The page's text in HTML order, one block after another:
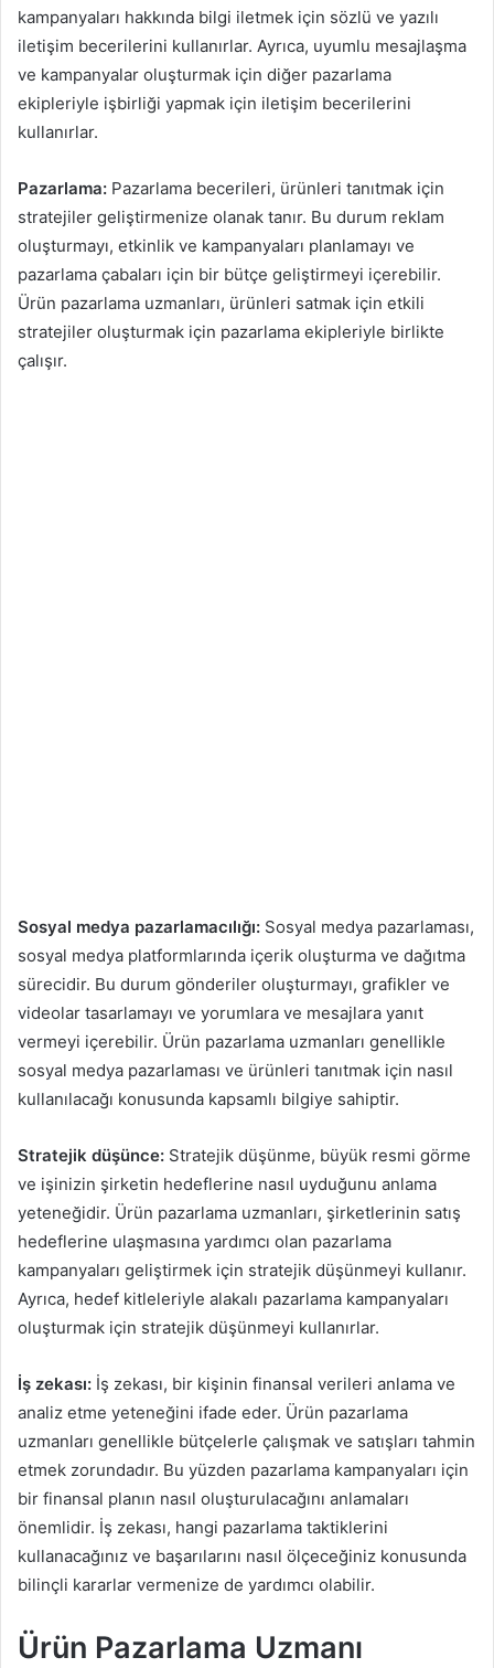
kampanyaları hakkında bilgi iletmek için sözlü ve yazılı
iletişim becerilerini kullanırlar. Ayrıca, uyumlu mesajlaşma
ve kampanyalar oluşturmak için diğer pazarlama
ekipleriyle işbirliği yapmak için iletişim becerilerini
kullanırlar.
Pazarlama: Pazarlama becerileri, ürünleri tanıtmak için
stratejiler geliştirmenize olanak tanır. Bu durum reklam
oluşturmayı, etkinlik ve kampanyaları planlamayı ve
pazarlama çabaları için bir bütçe geliştirmeyi içerebilir.
Ürün pazarlama uzmanları, ürünleri satmak için etkili
stratejiler oluşturmak için pazarlama ekipleriyle birlikte
çalışır.
Sosyal medya pazarlamacılığı: Sosyal medya pazarlaması,
sosyal medya platformlarında içerik oluşturma ve dağıtma
sürecidir. Bu durum gönderiler oluşturmayı, grafikler ve
videolar tasarlamayı ve yorumlara ve mesajlara yanıt
vermeyi içerebilir. Ürün pazarlama uzmanları genellikle
sosyal medya pazarlaması ve ürünleri tanıtmak için nasıl
kullanılacağı konusunda kapsamlı bilgiye sahiptir.
Stratejik düşünce: Stratejik düşünme, büyük resmi görme
ve işinizin şirketin hedeflerine nasıl uyduğunu anlama
yeteneğidir. Ürün pazarlama uzmanları, şirketlerinin satış
hedeflerine ulaşmasına yardımcı olan pazarlama
kampanyaları geliştirmek için stratejik düşünmeyi kullanır.
Ayrıca, hedef kitleleriyle alakalı pazarlama kampanyaları
oluşturmak için stratejik düşünmeyi kullanırlar.
İş zekası: İş zekası, bir kişinin finansal verileri anlama ve
analiz etme yeteneğini ifade eder. Ürün pazarlama
uzmanları genellikle bütçelerle çalışmak ve satışları tahmin
etmek zorundadır. Bu yüzden pazarlama kampanyaları için
bir finansal planın nasıl oluşturulacağını anlamaları
önemlidir. İş zekası, hangi pazarlama taktiklerini
kullanacağınız ve başarılarını nasıl ölçeceğiniz konusunda
bilinçli kararlar vermenize de yardımcı olabilir.
Ürün Pazarlama Uzmanı